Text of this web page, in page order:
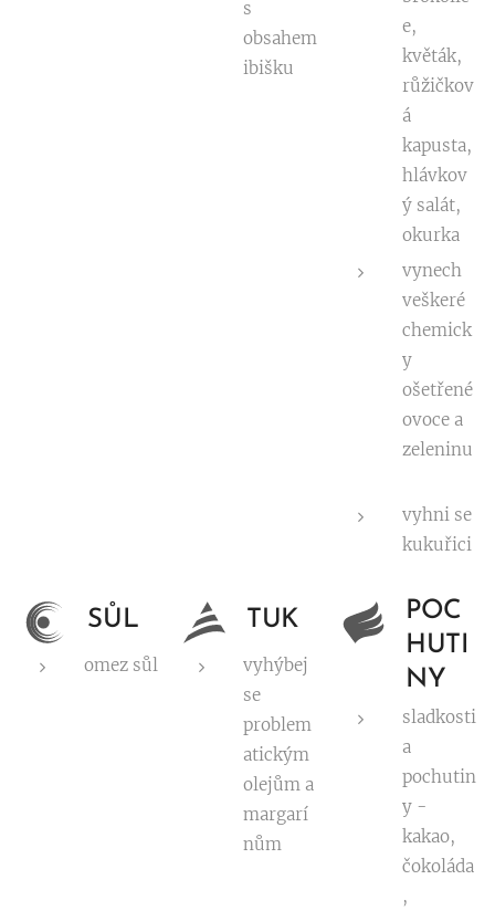
s
obsahem
ibišku
e,
květák,
růžičkov
á
kapusta,
hlávkov
ý salát,
okurka
vynech
veškeré
chemick
y
ošetřené
ovoce a
zeleninu
vyhni se
kukuřici
SŮL
omez sůl
TUK
vyhýbej
se
problem
atickým
olejům a
margarí
nům
POC
HUTI
NY
sladkosti
a
pochutin
y -
kakao,
čokoláda
,